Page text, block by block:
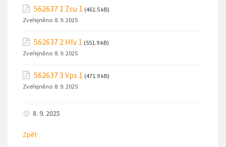
562637 1 Zcu 1 (461.5 kB)
Zveřejněno: 8. 9. 2025
562637 2 Hlv 1 (551.9 kB)
Zveřejněno: 8. 9. 2025
562637 3 Vps 1 (471.9 kB)
Zveřejněno: 8. 9. 2025
8. 9. 2025
Zpět